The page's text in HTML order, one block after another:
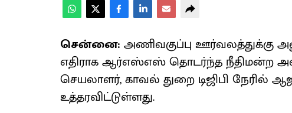
சென்னை: அணிவகுப்பு ஊர்வலத்துக்கு
எதிராக ஆர்எஸ்எஸ் தொடர்ந்த நீதிமன்ற
செயலாளர், காவல் துறை டிஜிபி
உத்தரவிட்டுள்ளது.